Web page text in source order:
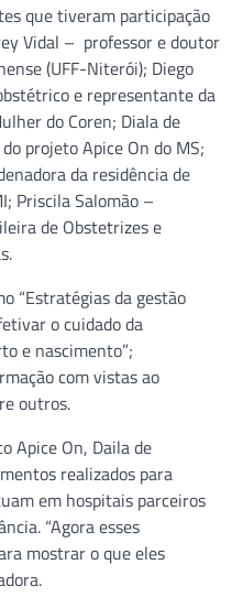
que tiveram participação
Vidal – professor e doutor
(UFF-Niterói); Diego
e representante da
do Coren; Diala de
projeto Apice On do MS;
da residência de
Priscila Salomão –
de Obstetrizes e
“Estratégias da gestão
o cuidado da
e nascimento”;
com vistas ao
outros.
Apice On, Daila de
realizados para
em hospitais parceiros
“Agora esses
mostrar o que eles